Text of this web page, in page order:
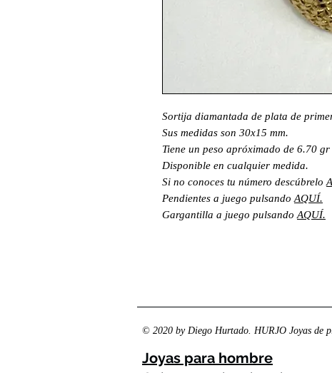
Sortija diamantada de plata de
Sus medidas son 30x15 mm.
Tiene un peso apróximado de 6.70 gr
Disponible en cualquier medida.
Si no conoces tu número descúbrelo
Pendientes a juego pulsando AQUÍ.
Gargantilla a juego pulsando AQUÍ.
© 2020 by Diego Hurtado. HURJO Joyas de
Joyas para hombre